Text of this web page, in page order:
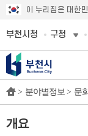
이 누리집은 대한
부천시청 구청
> 분야별정보 > 문
개요